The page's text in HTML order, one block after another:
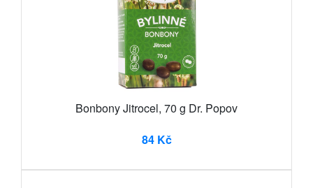
Bonbony Jitrocel, 70 g Dr. Popov
84 Kč